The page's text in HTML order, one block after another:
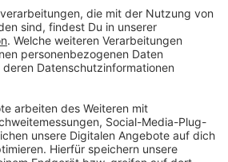
hier in Düsseldorf steigen
nicht so stark nachgefragt
warnt vor Fake-
- auch betrieben von